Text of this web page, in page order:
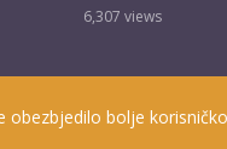
6,307 views
Novom
bolje